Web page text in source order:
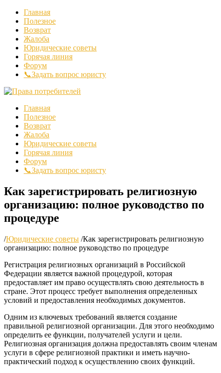
Главная
Полезное
Возврат
Жалоба
Юридические советы
Горячая линия
Форум
📞Задать вопрос юристу
Главная
Полезное
Возврат
Жалоба
Юридические советы
Горячая линия
Форум
📞Задать вопрос юристу
Как зарегистрировать религиозную
организацию: полное руководство по
процедуре
/Юридические советы /Как зарегистрировать религиозную
организацию: полное руководство по процедуре
Регистрация религиозных организаций в Российской
Федерации является важной процедурой, которая
предоставляет им право осуществлять свою деятельность в
стране. Этот процесс требует выполнения определенных
условий и предоставления необходимых документов.
Одним из ключевых требований является создание
правильной религиозной организации. Для этого необходимо
определить ее функции, получателей услуги и цели.
Религиозная организация должна предоставлять своим членам
услуги в сфере религиозной практики и иметь научно-
практический подход к осуществлению своих функций.